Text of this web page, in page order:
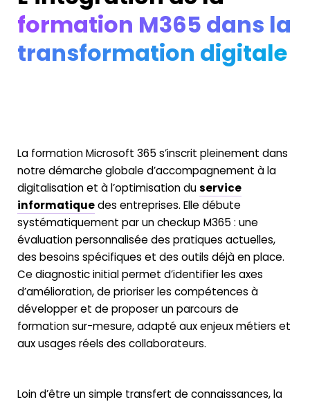
formation M365 dans la
transformation digitale
La formation Microsoft 365 s’inscrit pleinement dans
notre démarche globale d’accompagnement à la
digitalisation et à l’optimisation du service
informatique des entreprises. Elle débute
systématiquement par un checkup M365 : une
évaluation personnalisée des pratiques actuelles,
des besoins spécifiques et des outils déjà en place.
Ce diagnostic initial permet d’identifier les axes
d’amélioration, de prioriser les compétences à
développer et de proposer un parcours de
formation sur-mesure, adapté aux enjeux métiers et
aux usages réels des collaborateurs.
Loin d’être un simple transfert de connaissances, la